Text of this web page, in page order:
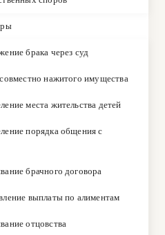
брака через суд
нажитого имущества
места жительства детей
порядка общения с
брачного договора
выплаты по алиментам
отцовства